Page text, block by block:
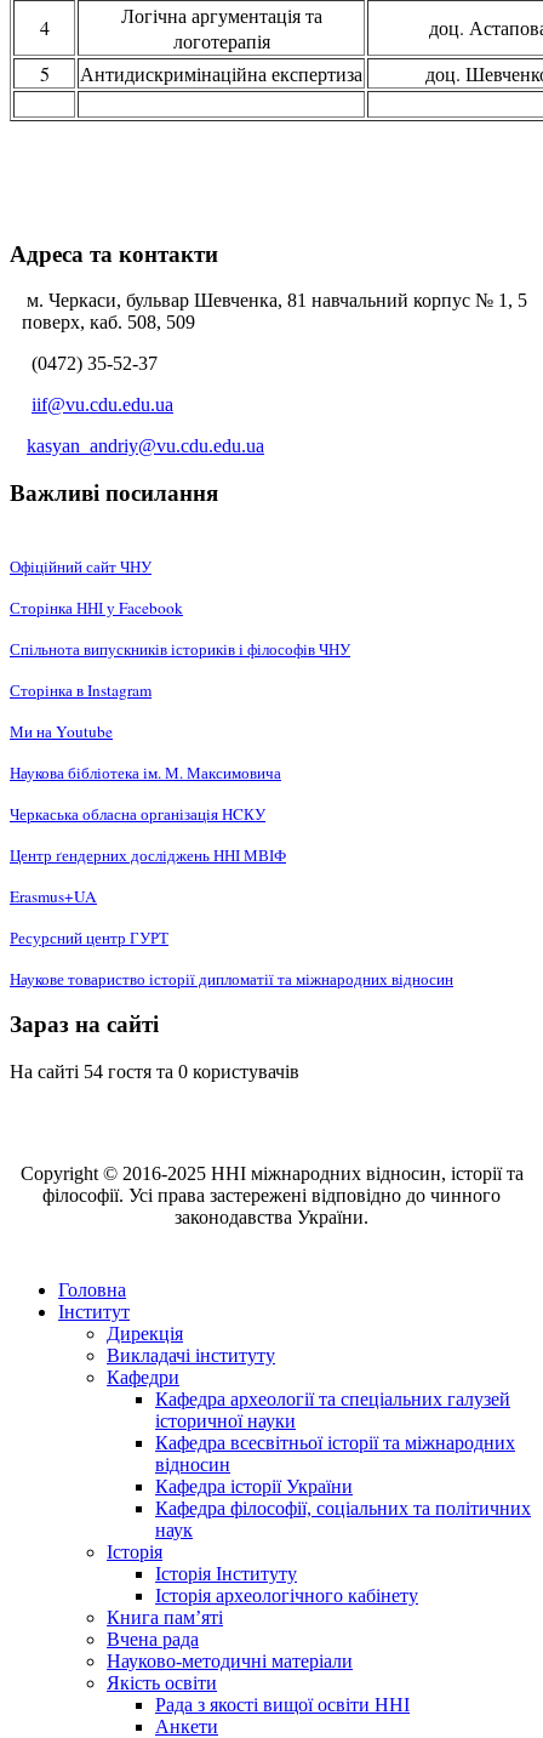
4
Логічна аргументація та
логотерапія
доц.
5
Антидискримінаційна експертиза доц.
Адреса та контакти
м. Черкаси, бульвар Шевченка, 81 навчальний корпус № 1, 5
поверх, каб. 508, 509
(0472) 35-52-37
iif@vu.cdu.edu.ua
kasyan_andriy@vu.cdu.edu.ua
Важливі посилання
Офіційний сайт ЧНУ
Сторінка ННІ у Facebook
Спільнота випускників істориків і філософів ЧНУ
Сторінка в Instagram
Ми на Youtube
Наукова бібліотека ім. М. Максимовича
Черкаська обласна організація НCКУ
Центр ґендерних досліджень ННІ МВІФ
Erasmus+UA
Ресурсний центр ГУРТ
Наукове товариство історії дипломатії та міжнародних відносин
Зараз на сайті
На сайті 54 гостя та 0 користувачів
Copyright © 2016-2025 ННІ міжнародних відносин, історії та
філософії. Усі права застережені відповідно до чинного
законодавства України.
Головна
Інститут
Дирекція
Викладачі інституту
Кафедри
Кафедра археології та спеціальних галузей
історичної науки
Кафедра всесвітньої історії та міжнародних
відносин
Кафедра історії України
Кафедра філософії, соціальних та політичних
наук
Історія
Історія Інституту
Історія археологічного кабінету
Книга памʼяті
Вчена рада
Науково-методичні матеріали
Якість освіти
Рада з якості вищої освіти ННІ
Анкети